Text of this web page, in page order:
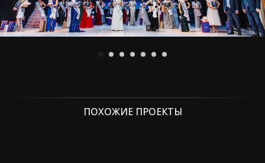
ПОХОЖИЕ ПРОЕКТЫ